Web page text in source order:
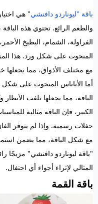
باقة "ليوناردو دافنشي" هي
والطعم الرائع. تحتوي هذه
الفراولة، الشمام، البطيخ
المنحوت على شكل ورد. هذا
مع مختلف الأذواق، مما يجعلها
أما الأناناس المنحوت على
الباقة، مما يجعلها تلفت
الكبير، فإن الباقة مثالية
حفلات رسمية. وإذا لم يتوفر
مع شكل الباقة، مما يضمن
"باقة ليوناردو دافنشي" مزيجًا
المثالي لإثراء أجواء أي احتفال.
باقة القمة